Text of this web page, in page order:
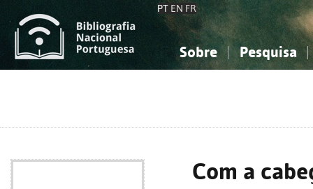
PT EN FR
Sobre Pesquisa
Com a